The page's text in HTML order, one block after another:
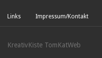
Links Impressum/Kontakt
KreativKiste TomKatWeb